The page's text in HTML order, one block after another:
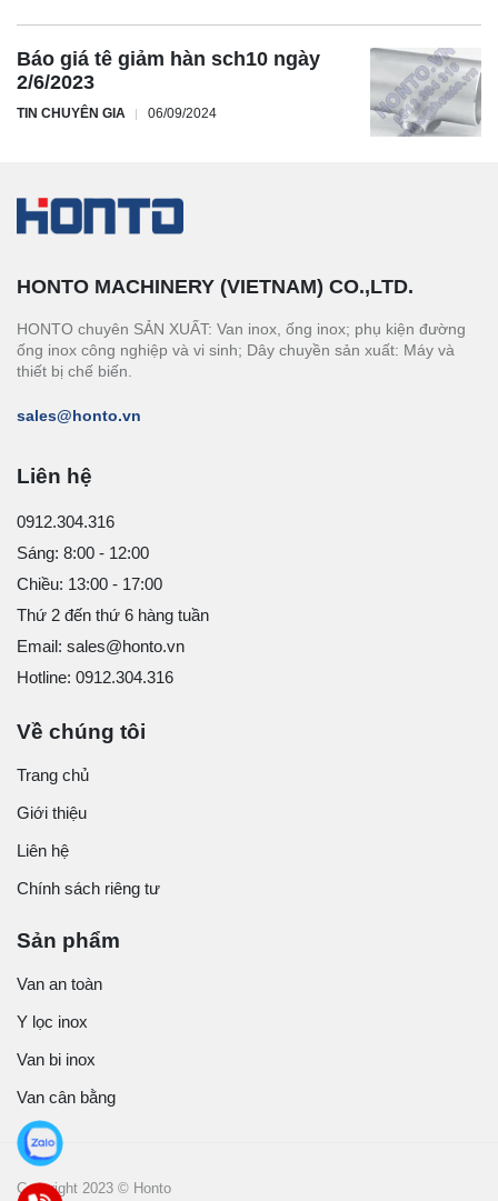
Báo giá tê giảm hàn sch10 ngày
2/6/2023
TIN CHUYÊN GIA 06/09/2024
HONTO MACHINERY (VIETNAM) CO.,LTD.
HONTO chuyên SẢN XUẤT: Van inox, ống inox; phụ kiện đường
ống inox công nghiệp và vi sinh; Dây chuyền sản xuất: Máy và
thiết bị chế biến.
sales@honto.vn
Liên hệ
0912.304.316
Sáng: 8:00 - 12:00
Chiều: 13:00 - 17:00
Thứ 2 đến thứ 6 hàng tuần
Email: sales@honto.vn
Hotline: 0912.304.316
Về chúng tôi
Trang chủ
Giới thiệu
Liên hệ
Chính sách riêng tư
Sản phẩm
Van an toàn
Y lọc inox
Van bi inox
Van cân bằng
Copyright 2023 © Honto